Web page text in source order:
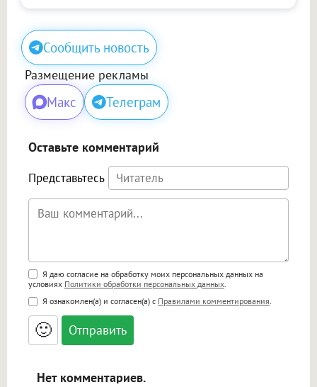
Сообщить новость
Размещение рекламы
Макс Телеграм
Оставьте комментарий
Представьтесь
Поддержка HTML
<b>, <strong>, <u>, <i>, <em>, <s>, <big>,
<small>, <sup>, <sub>, <pre>, <ul>, <ol>, <li>,
<blockquote>, <code> экранирует HTML,
адреса URL автоматически становятся
ссылками, и [img]адрес[/img] будет
Я даю согласие на обработку моих персональных данных на
условиях Политики обработки персональных данных.
Я ознакомлен(а) и согласен(а) с Правилами комментирования.
🙂
Нет комментариев.